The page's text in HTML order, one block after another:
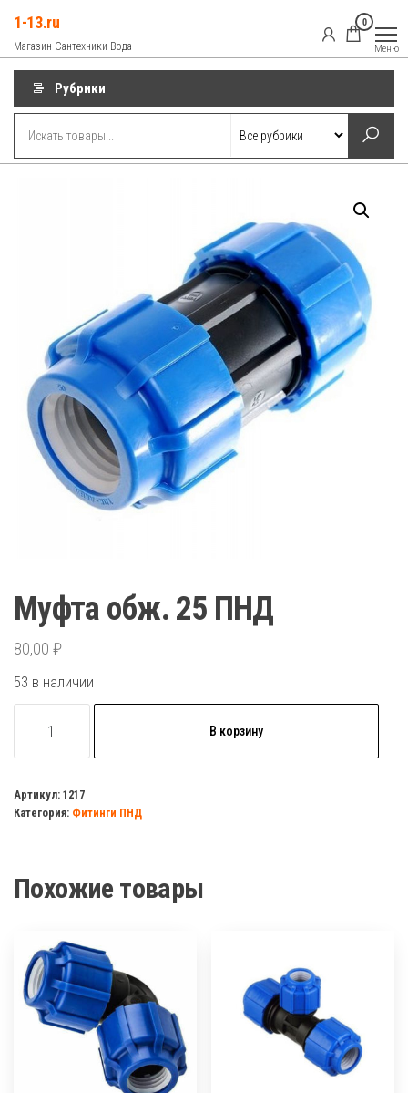
содержимому
1-13.ru
Магазин Сантехники Вода
0
Меню
Рубрики
Муфта обж. 25 ПНД
80,00 ₽
53 в наличии
товара
обж.
25
В корзину
Артикул: 1217
Категория: Фитинги ПНД
Похожие товары